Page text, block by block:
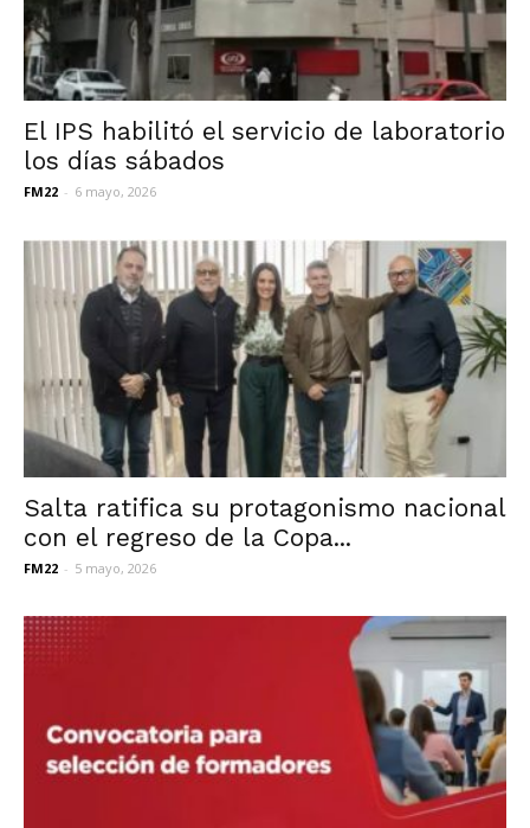
El IPS habilitó el servicio de laboratorio
los días sábados
FM22 - 6 mayo, 2026
Salta ratifica su protagonismo nacional
con el regreso de la Copa...
FM22 - 5 mayo, 2026